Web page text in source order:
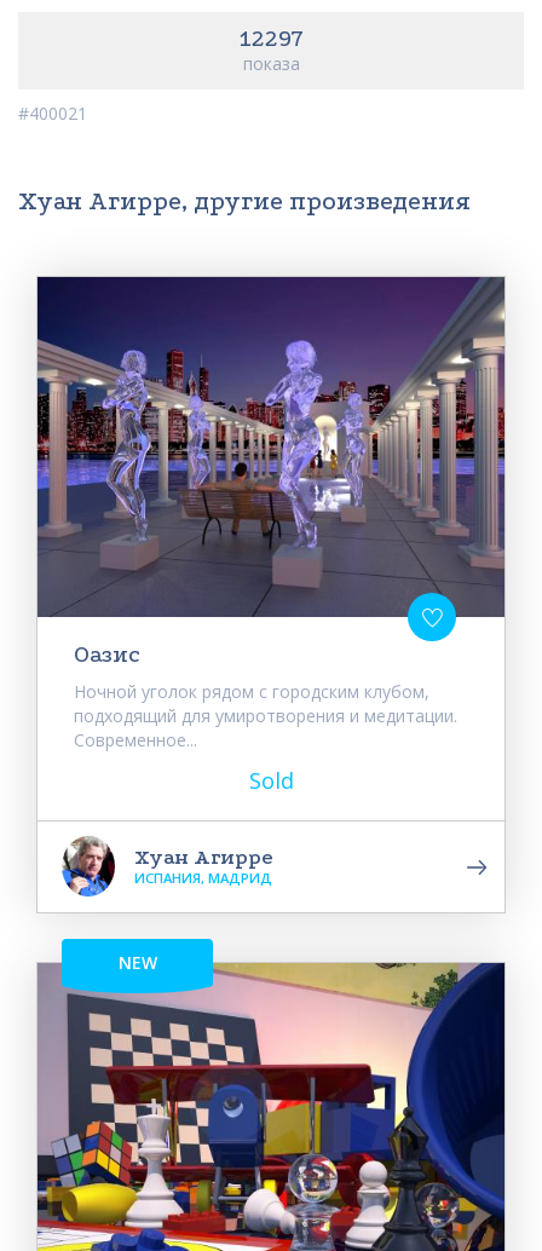
12297
показа
#400021
Хуан Агирре, другие произведения
Оазис
Ночной уголок рядом с городским клубом,
подходящий для умиротворения и медитации.
Современное...
Sold
Хуан Агирре
ИСПАНИЯ, МАДРИД
NEW